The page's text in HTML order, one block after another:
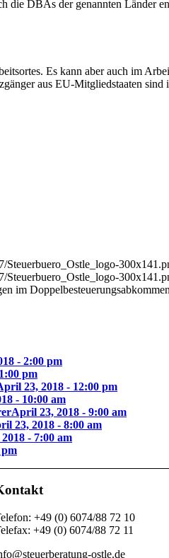
die DBAs der genannten Länder
Es kann aber auch im
aus EU-Mitgliedstaaten sind
Steuerbuero_Ostle_logo-
Steuerbuero_Ostle_logo-
im Doppelbesteuerungsabkommen
- 2:00 pm
pm
23, 2018 - 12:00 pm
- 10:00 am
April 23, 2018 - 9:00 am
23, 2018 - 8:00 am
- 7:00 am
pm
+49 (0) 6074/88 72 10
+49 (0) 6074/88 72 11
ostle.de